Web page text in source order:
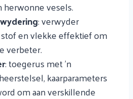
vesels.
: verwyder
en vlekke effektief om
verbeter.
: toegerus met 'n
kaarparameters
om aan verskillende